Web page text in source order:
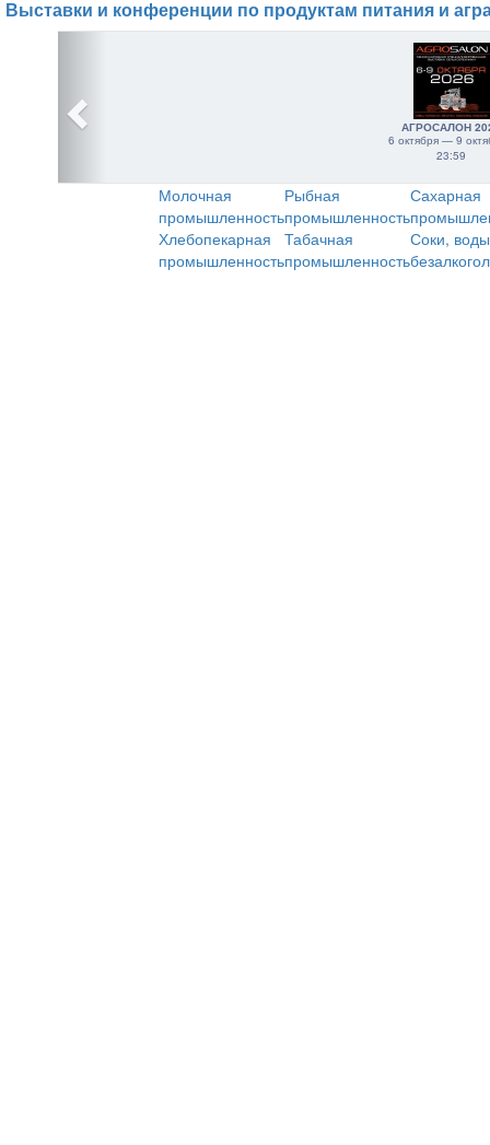
Выставки и конференции по продуктам питания и
АГРОСАЛОН
6 октября — 9
23:59
Молочная
промышленность
Рыбная
промышленность
Сахарная
Хлебопекарная
промышленность
Табачная
промышленность
Соки,